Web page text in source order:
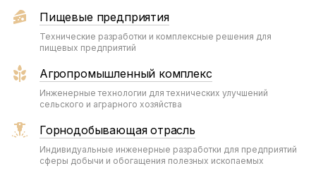
Пищевые предприятия
Технические разработки и комплексные решения для
пищевых предприятий
Агропромышленный комплекс
Инженерные технологии для технических улучшений
сельского и аграрного хозяйства
Горнодобывающая отрасль
Индивидуальные инженерные разработки для предприятий
сферы добычи и обогащения полезных ископаемых